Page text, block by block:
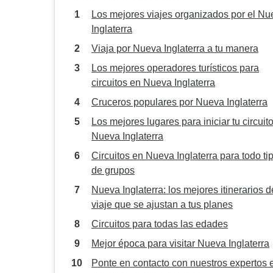
Los mejores viajes organizados por el
Inglaterra
Viaja por Nueva Inglaterra a tu manera
Los mejores operadores turísticos para
circuitos en Nueva Inglaterra
Cruceros populares por Nueva Inglaterra
Los mejores lugares para iniciar tu
Nueva Inglaterra
Circuitos en Nueva Inglaterra para todo
de grupos
Nueva Inglaterra: los mejores itinerarios
viaje que se ajustan a tus planes
Circuitos para todas las edades
Mejor época para visitar Nueva Inglaterra
Ponte en contacto con nuestros expertos